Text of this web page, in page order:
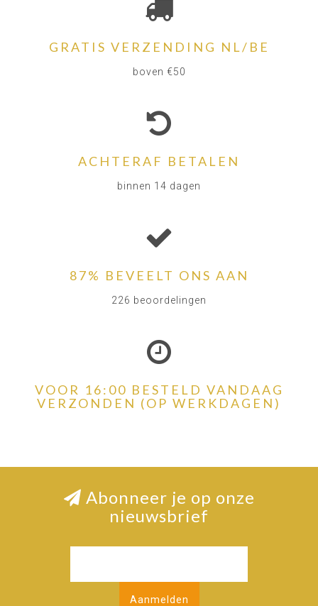
GRATIS VERZENDING NL/BE
boven €50
ACHTERAF BETALEN
binnen 14 dagen
87% BEVEELT ONS AAN
226 beoordelingen
VOOR 16:00 BESTELD VANDAAG
VERZONDEN (OP WERKDAGEN)
Abonneer je op onze
nieuwsbrief
Aanmelden